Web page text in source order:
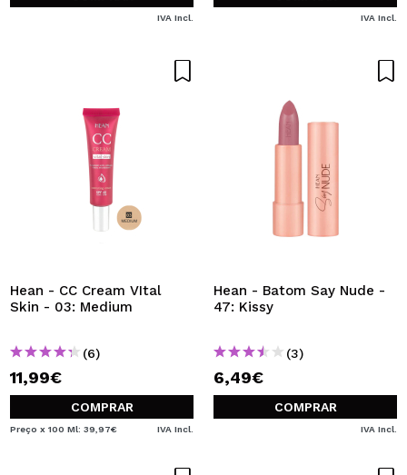
IVA Incl. IVA Incl.
Hean - CC Cream VItal
Skin - 03: Medium
(6)
11,99€
COMPRAR
Preço x 100 Ml: 39,97€ IVA Incl.
Hean - Batom Say Nude -
47: Kissy
(3)
6,49€
COMPRAR
IVA Incl.